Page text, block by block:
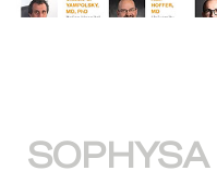
SOPHYSA